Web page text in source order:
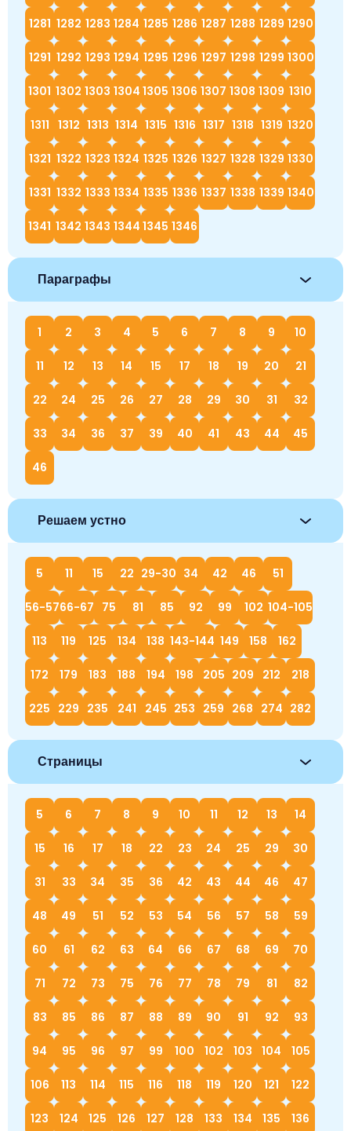
1281 1282 1283 1284 1285 1286 1287 1288 1289 1290
1291 1292 1293 1294 1295 1296 1297 1298 1299 1300
1301 1302 1303 1304 1305 1306 1307 1308 1309 1310
1311 1312 1313 1314 1315 1316 1317 1318 1319 1320
1321 1322 1323 1324 1325 1326 1327 1328 1329 1330
1331 1332 1333 1334 1335 1336 1337 1338 1339 1340
1341 1342 1343 1344 1345 1346
Параграфы
1 2 3 4 5 6 7 8 9 10
11 12 13 14 15 17 18 19 20 21
22 24 25 26 27 28 29 30 31 32
33 34 36 37 39 40 41 43 44 45
46
Решаем устно
5 11 15 22 29-30 34 42 46 51
56-5766-67 75 81 85 92 99 102 104-105
113 119 125 134 138 143-144 149 158 162
172 179 183 188 194 198 205 209 212 218
225 229 235 241 245 253 259 268 274 282
Страницы
5 6 7 8 9 10 11 12 13 14
15 16 17 18 22 23 24 25 29 30
31 33 34 35 36 42 43 44 46 47
48 49 51 52 53 54 56 57 58 59
60 61 62 63 64 66 67 68 69 70
71 72 73 75 76 77 78 79 81 82
83 85 86 87 88 89 90 91 92 93
94 95 96 97 99 100 102 103 104 105
106 113 114 115 116 118 119 120 121 122
123 124 125 126 127 128 133 134 135 136